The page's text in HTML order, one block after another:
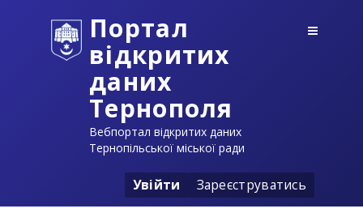
Портал
відкритих
даних
Тернополя
Вебпортал відкритих даних
Тернопільської міської ради
Увійти Зареєструватись